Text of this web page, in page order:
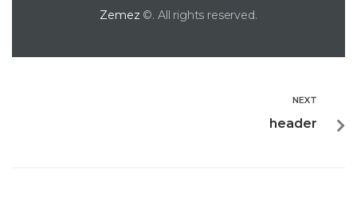
Zemez ©. All rights reserved.
NEXT
header